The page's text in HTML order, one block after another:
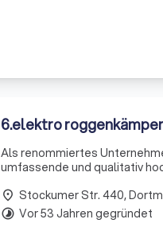
6.elektro
Als renommiertes
umfassende und qualitativ
Unternehmensrecht. Wir zeich
place Stockumer Str. 440,
timelapse Vor 53 Jahren gegründet